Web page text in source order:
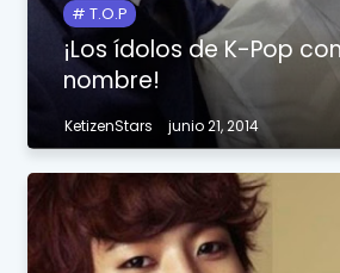
T.O.P
¡Los ídolos de K-Pop
nombre!
KetizenStars junio 21, 2014